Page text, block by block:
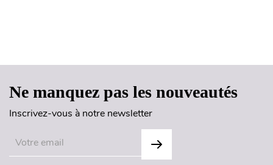
Ne manquez pas les nouveautés
Inscrivez-vous à notre newsletter